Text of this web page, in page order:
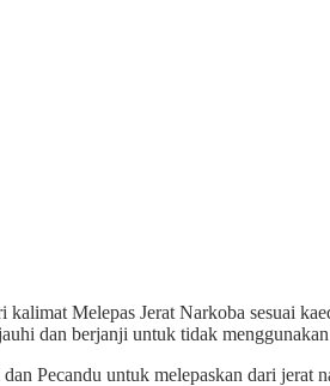
Melepas Jerat Narkoba sesuai
dan berjanji untuk tidak
Pecandu untuk melepaskan dari